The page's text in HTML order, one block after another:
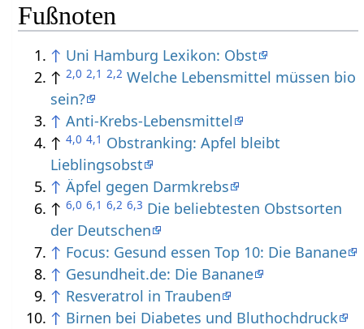
Fußnoten
↑ Uni Hamburg Lexikon: Obst
↑2,0 2,1 2,2 Welche Lebensmittel müssen bio
sein?
↑ Anti-Krebs-Lebensmittel
↑4,0 4,1 Obstranking: Apfel bleibt
Lieblingsobst
↑ Äpfel gegen Darmkrebs
↑6,0 6,1 6,2 6,3 Die beliebtesten Obstsorten
der Deutschen
↑ Focus: Gesund essen Top 10: Die Banane
↑ Gesundheit.de: Die Banane
↑ Resveratrol in Trauben
↑ Birnen bei Diabetes und Bluthochdruck